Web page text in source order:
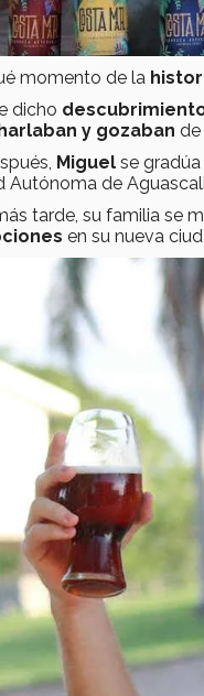
momento de la
dicho
y gozaban de
Miguel se
Autónoma de
tarde, su familia se
en su nueva